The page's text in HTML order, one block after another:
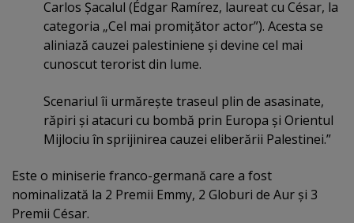
Carlos Şacalul (Édgar Ramírez, laureat cu César, la
categoria „Cel mai promiţător actor”). Acesta se
aliniază cauzei palestiniene şi devine cel mai
cunoscut terorist din lume.
Scenariul îi urmăreşte traseul plin de asasinate,
răpiri şi atacuri cu bombă prin Europa şi Orientul
Mijlociu în sprijinirea cauzei eliberării Palestinei.”
Este o miniserie franco-germană care a fost
nominalizată la 2 Premii Emmy, 2 Globuri de Aur şi 3
Premii César.